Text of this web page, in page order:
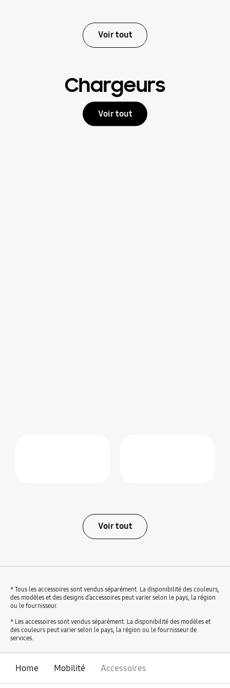
Voir tout
Chargeurs
Voir tout
Voir tout
* Tous les accessoires sont vendus séparément. La disponibilité des couleurs,
des modèles et des designs d’accessoires peut varier selon le pays, la région
ou le fournisseur.
* Les accessoires sont vendus séparément. La disponibilité des modèles et
des couleurs peut varier selon le pays, la région ou le fournisseur de
services.
Home Mobilité Accessoires